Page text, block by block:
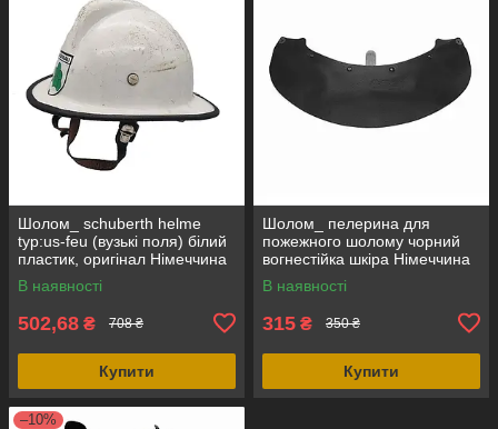
Шолом_ schuberth helme
typ:us-feu (вузькі поля) білий
пластик, оригінал Німеччина
В наявності
502,68 ₴ 708 ₴
Купити
Шолом_ пелерина для
пожежного шолому чорний
вогнестійка шкіра Німеччина
В наявності
315 ₴ 350 ₴
Купити
–10%